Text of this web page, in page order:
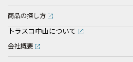
商品の探し方
トラスコ中山について
会社概要